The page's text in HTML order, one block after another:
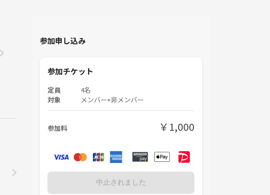
参加申し込み
参加チケット
定員 4名
対象 メンバー+非メンバー
参加料 ￥1,000
中止されました